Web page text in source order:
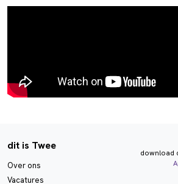
dit is Twee
Over ons
Vacatures
download